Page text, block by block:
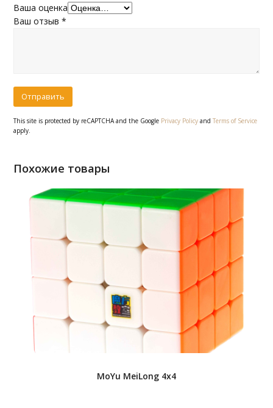
Ваша оценка
Ваш отзыв*
This site is protected by reCAPTCHA and the Google Privacy Policy andTerms of Service
apply.
Похожие товары
MoYu MeiLong 4x4